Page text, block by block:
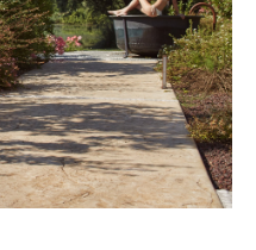
Microtopping®
Terrae-Calce
Nuvolato Architop®
Stempelbeton Boden
Rasico®
Terrae-Calce Venezia